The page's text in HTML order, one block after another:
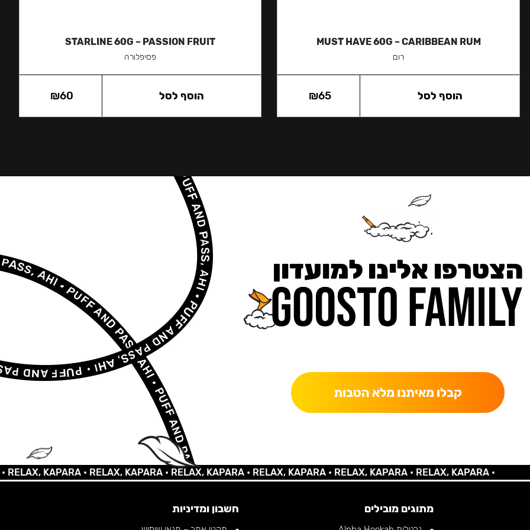
MUST HAVE 60G – CARIBBEAN RUM
רום
₪65 הוסף לסל
STARLINE 60G – PASSION FRUIT
פסיפלורה
₪60 הוסף לסל
הצטרפו אלינו למועדון
קבלו מאיתנו מלא הטבות
KAPARA •RELAX, KAPARA •RELAX, KAPARA •RELAX, KAPARA •RELAX, KAPARA •RELAX, KAPARA •
מתוגים מובילים חשבון ומדיניות